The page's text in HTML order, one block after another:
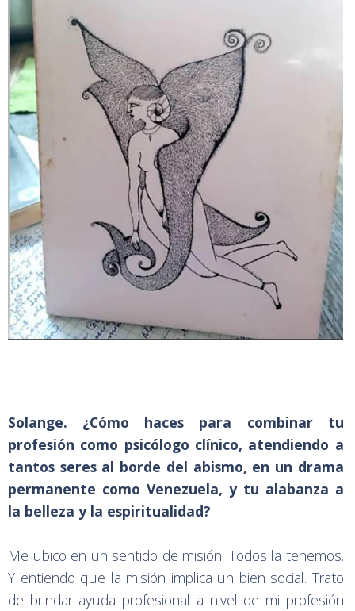
Solange. ¿Cómo haces para combinar tu
profesión como psicólogo clínico, atendiendo a
tantos seres al borde del abismo, en un drama
permanente como Venezuela, y tu alabanza a
la belleza y la espiritualidad?
Me ubico en un sentido de misión. Todos la tenemos.
Y entiendo que la misión implica un bien social. Trato
de brindar ayuda profesional a nivel de mi profesión